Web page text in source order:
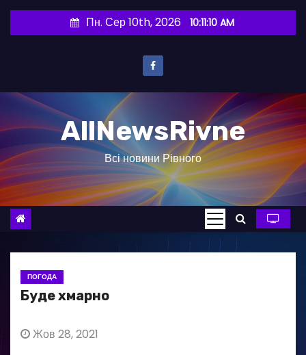
и
о
в
Пн. Сер 10th, 2026 10:11:11 AM
AllNewsRivne
Всі новини Рівного
ПОГОДА
Буде хмарно
Жов 28, 2021